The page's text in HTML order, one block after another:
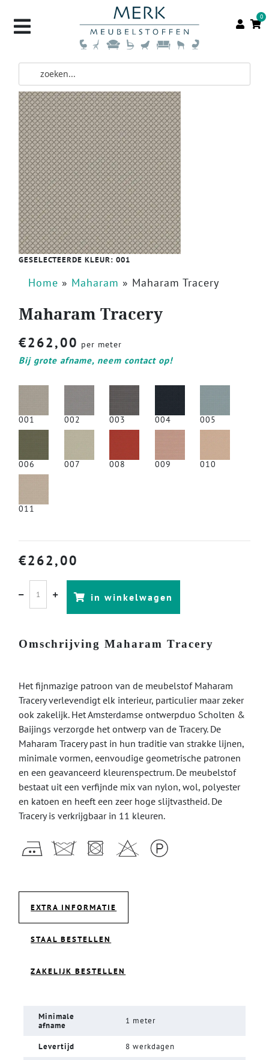
0
GESELECTEERDE KLEUR: 001
Home » Maharam » Maharam Tracery
Maharam Tracery
€262,00 per meter
Bij grote afname, neem contact op!
001 002 003 004 005
006 007 008 009 010
011
€262,00
in winkelwagen
Omschrijving Maharam Tracery
Het fijnmazige patroon van de meubelstof Maharam
Tracery verlevendigt elk interieur, particulier maar zeker
ook zakelijk. Het Amsterdamse ontwerpduo Scholten &
Baijings verzorgde het ontwerp van de Tracery. De
Maharam Tracery past in hun traditie van strakke lijnen,
minimale vormen, eenvoudige geometrische patronen
en een geavanceerd kleurenspectrum. De meubelstof
bestaat uit een verfijnde mix van nylon, wol, polyester
en katoen en heeft een zeer hoge slijtvastheid. De
Tracery is verkrijgbaar in 11 kleuren.
EXTRA INFORMATIE
STAAL BESTELLEN
ZAKELIJK BESTELLEN
Minimale
afname
1 meter
Levertijd 8 werkdagen